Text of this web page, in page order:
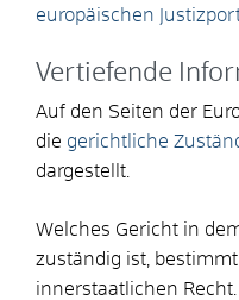
europäischen
Vertiefende
Auf den Seiten der
die gerichtliche
dargestellt.
Welches Gericht in
zuständig ist,
innerstaatlichen Recht.